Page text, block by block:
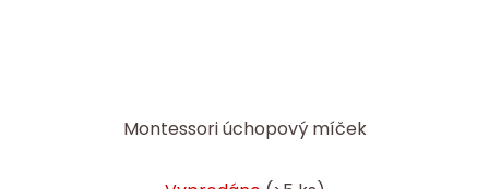
Montessori úchopový míček